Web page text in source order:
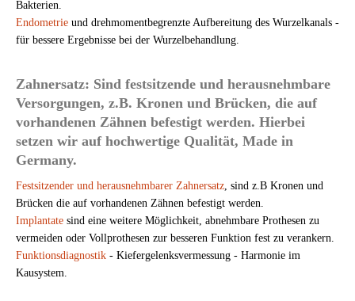
Bakterien.
Endometrie und drehmomentbegrenzte Aufbereitung des Wurzelkanals -
für bessere Ergebnisse bei der Wurzelbehandlung.
Zahnersatz: Sind festsitzende und herausnehmbare
Versorgungen, z.B. Kronen und Brücken, die auf
vorhandenen Zähnen befestigt werden. Hierbei
setzen wir auf hochwertige Qualität, Made in
Germany.
Festsitzender und herausnehmbarer Zahnersatz , sind z.B Kronen und
Brücken die auf vorhandenen Zähnen befestigt werden.
Implantate sind eine weitere Möglichkeit, abnehmbare Prothesen zu
vermeiden oder Vollprothesen zur besseren Funktion fest zu verankern.
Funktionsdiagnostik - Kiefergelenksvermessung - Harmonie im
Kausystem.